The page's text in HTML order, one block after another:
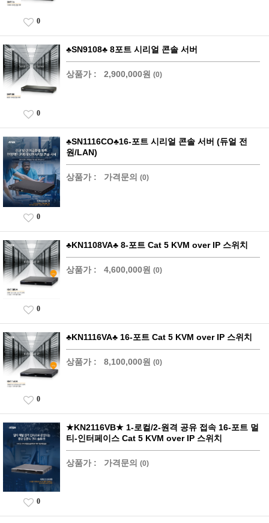
0
♣SN9108♣ 8포트 시리얼 콘솔 서버
상품가 : 2,900,000원 (0)
0
♣SN1116CO♣16-포트 시리얼 콘솔 서버 (듀얼 전
원/LAN)
상품가 : 가격문의 (0)
0
♣KN1108VA♣ 8-포트 Cat 5 KVM over IP 스위치
상품가 : 4,600,000원 (0)
0
♣KN1116VA♣ 16-포트 Cat 5 KVM over IP 스위치
상품가 : 8,100,000원 (0)
0
★KN2116VB★ 1-로컬/2-원격 공유 접속 16-포트 멀
티-인터페이스 Cat 5 KVM over IP 스위치
상품가 : 가격문의 (0)
0